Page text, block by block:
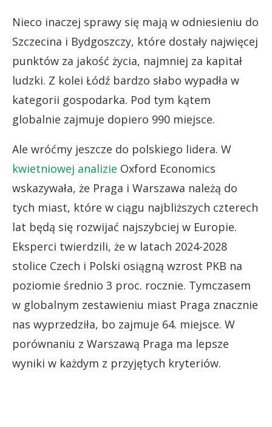
Nieco inaczej sprawy się mają w odniesieniu do
Szczecina i Bydgoszczy, które dostały najwięcej
punktów za jakość życia, najmniej za kapitał
ludzki. Z kolei Łódź bardzo słabo wypadła w
kategorii gospodarka. Pod tym kątem
globalnie zajmuje dopiero 990 miejsce.
Ale wróćmy jeszcze do polskiego lidera. W
kwietniowej analizie Oxford Economics
wskazywała, że Praga i Warszawa należą do
tych miast, które w ciągu najbliższych czterech
lat będą się rozwijać najszybciej w Europie.
Eksperci twierdzili, że w latach 2024-2028
stolice Czech i Polski osiągną wzrost PKB na
poziomie średnio 3 proc. rocznie. Tymczasem
w globalnym zestawieniu miast Praga znacznie
nas wyprzedziła, bo zajmuje 64. miejsce. W
porównaniu z Warszawą Praga ma lepsze
wyniki w każdym z przyjętych kryteriów.